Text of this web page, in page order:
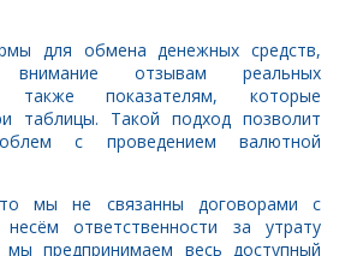
для обмена денежных средств,
отзывам реальных
также показателям, которые
таблицы. Такой подход позволит
с проведением валютной
мы не связанны договорами с
ответственности за утрату
предпринимаем весь доступный